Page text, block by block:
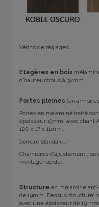
Vérins de réglages.
Etagères en bois
d'hauteur:trous à 32mm.
Portes pleines (en
Portes en mélaminé traité
épaisseur 19mm, avec chant
120 x 17 x 11mm.
Serrure standard.
Charnières d'ajustement ,
montage rapide.
Structure en mélaminé
de 19mm. Dessus structurel
avec une épaisseur de 19